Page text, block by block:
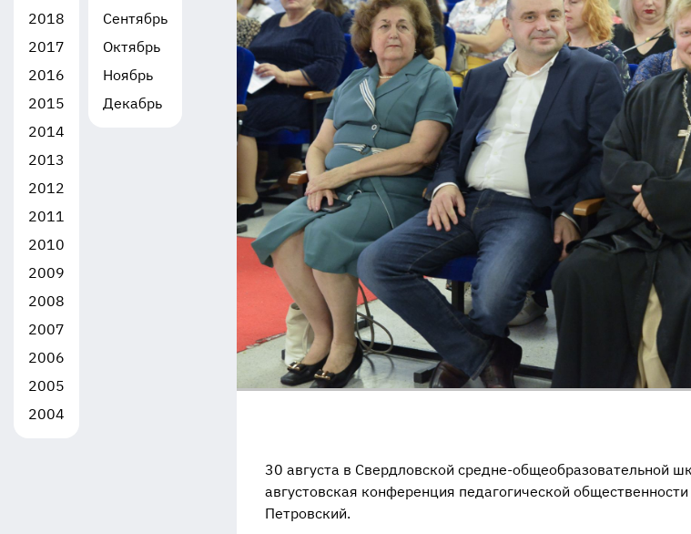
2018
2017
2016
2015
2014
2013
2012
2011
2010
2009
2008
2007
2006
2005
2004
Сентябрь
Октябрь
Ноябрь
Декабрь
30 августа в Свердловской средне-общеобразовательной
августовская конференция педагогической
Петровский.